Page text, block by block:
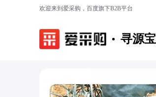
欢迎来到爱采购，百度旗下B2B平台
寻源